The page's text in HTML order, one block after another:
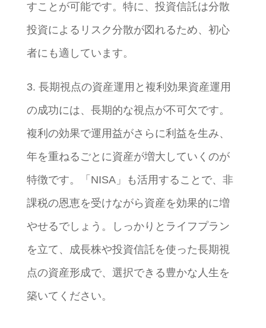
すことが可能です。特に、投資信託は分散
投資によるリスク分散が図れるため、初心
者にも適しています。
3. 長期視点の資産運用と複利効果資産運用
の成功には、長期的な視点が不可欠です。
複利の効果で運用益がさらに利益を生み、
年を重ねるごとに資産が増大していくのが
特徴です。「NISA」も活用することで、非
課税の恩恵を受けながら資産を効果的に増
やせるでしょう。しっかりとライフプラン
を立て、成長株や投資信託を使った長期視
点の資産形成で、選択できる豊かな人生を
築いてください。